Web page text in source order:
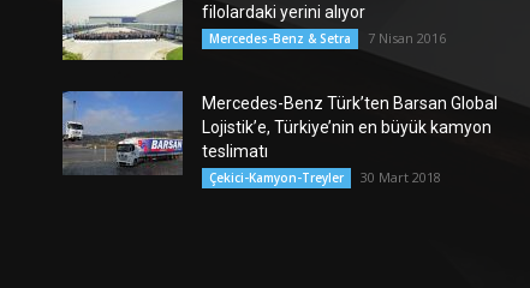
filolardaki yerini alıyor
Mercedes-Benz & Setra 7 Nisan 2016
Mercedes-Benz Türk’ten Barsan Global
Lojistik’e, Türkiye’nin en büyük kamyon
teslimatı
Çekici-Kamyon-Treyler 30 Mart 2018